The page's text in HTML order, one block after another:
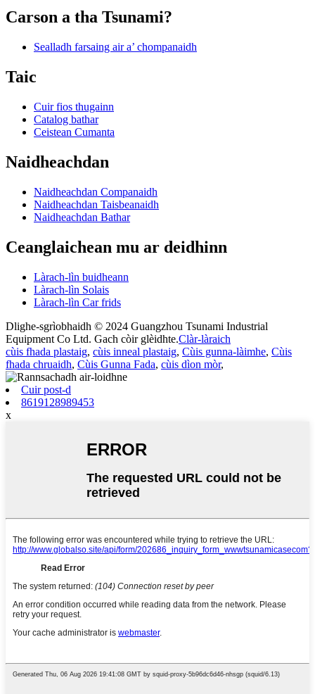
Carson a tha Tsunami?
Sealladh farsaing air a’ chompanaidh
Taic
Cuir fios thugainn
Catalog bathar
Ceistean Cumanta
Naidheachdan
Naidheachdan Companaidh
Naidheachdan Taisbeanaidh
Naidheachdan Bathar
Ceanglaichean mu ar deidhinn
Làrach-lìn buidheann
Làrach-lìn Solais
Làrach-lìn Car frids
Dlighe-sgrìobhaidh © 2024 Guangzhou Tsunami Industrial
Equipment Co Ltd. Gach còir glèidhte.Clàr-làraich
cùis fhada plastaig, cùis inneal plastaig, Cùis gunna-làimhe, Cùis
fhada chruaidh, Cùis Gunna Fada, cùis dìon mòr,
Cuir post-d
8619128989453
x